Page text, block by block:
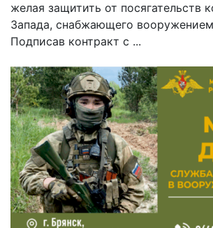
желая защитить от посягательств
Запада, снабжающего
Подписав контракт с ...